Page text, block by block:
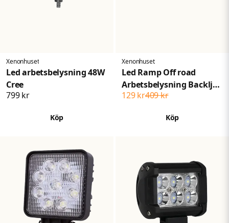
Xenonhuset
Led arbetsbelysning 48W
Cree
799 kr
Köp
Xenonhuset
Led Ramp Off road
Arbetsbelysning Backljus
18W 12V-24V Flood
409 kr
129 kr
Köp